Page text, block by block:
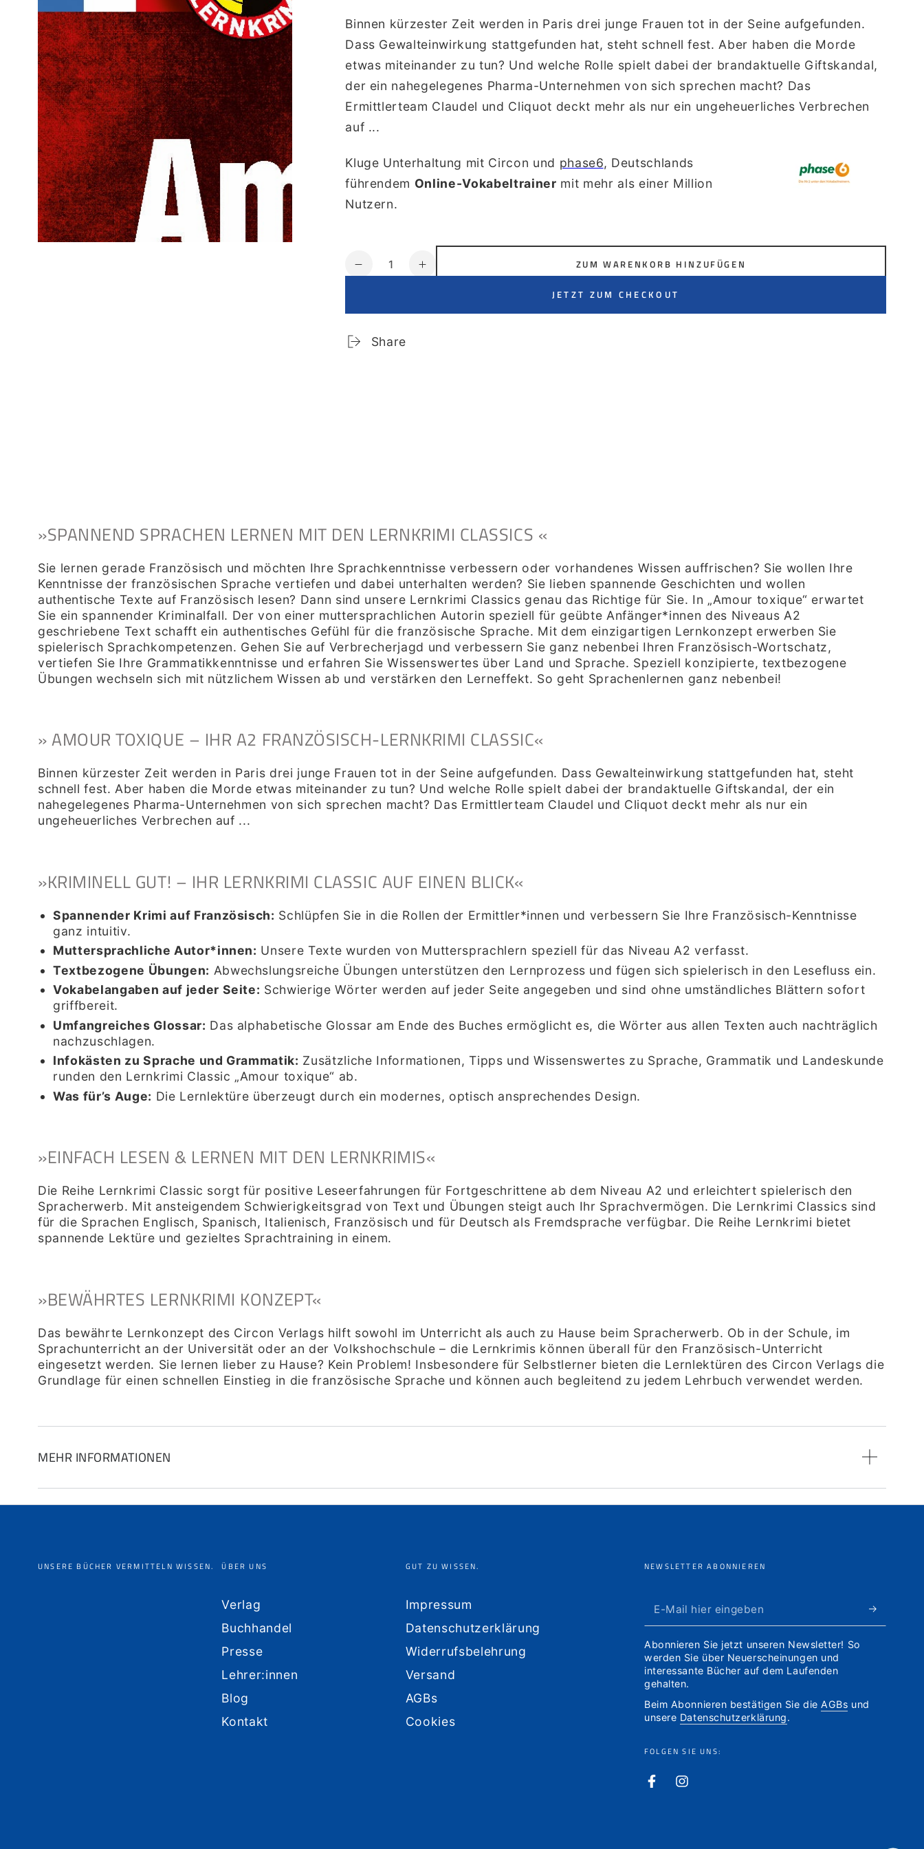
Binnen kürzester Zeit werden in Paris drei junge Frauen tot in der Seine aufgefunden.
Dass Gewalteinwirkung stattgefunden hat, steht schnell fest. Aber haben die Morde
etwas miteinander zu tun? Und welche Rolle spielt dabei der brandaktuelle Giftskandal,
der ein nahegelegenes Pharma-Unternehmen von sich sprechen macht? Das
Ermittlerteam Claudel und Cliquot deckt mehr als nur ein ungeheuerliches Verbrechen
auf ...
Kluge Unterhaltung mit Circon und phase6, Deutschlands
führendem Online-Vokabeltrainer mit mehr als einer Million
Nutzern.
Verringere
für
Amour
toxique
Erhöhe
für
ZUM WARENKORB HINZUFÜGEN
JETZT ZUM CHECKOUT
Share
»SPANNEND SPRACHEN LERNEN MIT DEN LERNKRIMI CLASSICS «
Sie lernen gerade Französisch und möchten Ihre Sprachkenntnisse verbessern oder vorhandenes Wissen auffrischen? Sie wollen Ihre
Kenntnisse der französischen Sprache vertiefen und dabei unterhalten werden? Sie lieben spannende Geschichten und wollen
authentische Texte auf Französisch lesen? Dann sind unsere Lernkrimi Classics genau das Richtige für Sie. In „Amour toxique“ erwartet
Sie ein spannender Kriminalfall. Der von einer muttersprachlichen Autorin speziell für geübte Anfänger*innen des Niveaus A2
geschriebene Text schafft ein authentisches Gefühl für die französische Sprache. Mit dem einzigartigen Lernkonzept erwerben Sie
spielerisch Sprachkompetenzen. Gehen Sie auf Verbrecherjagd und verbessern Sie ganz nebenbei Ihren Französisch-Wortschatz,
vertiefen Sie Ihre Grammatikkenntnisse und erfahren Sie Wissenswertes über Land und Sprache. Speziell konzipierte, textbezogene
Übungen wechseln sich mit nützlichem Wissen ab und verstärken den Lerneffekt. So geht Sprachenlernen ganz nebenbei!
» AMOUR TOXIQUE – IHR A2 FRANZÖSISCH-LERNKRIMI CLASSIC«
Binnen kürzester Zeit werden in Paris drei junge Frauen tot in der Seine aufgefunden. Dass Gewalteinwirkung stattgefunden hat, steht
schnell fest. Aber haben die Morde etwas miteinander zu tun? Und welche Rolle spielt dabei der brandaktuelle Giftskandal, der ein
nahegelegenes Pharma-Unternehmen von sich sprechen macht? Das Ermittlerteam Claudel und Cliquot deckt mehr als nur ein
ungeheuerliches Verbrechen auf ...
»KRIMINELL GUT! – IHR LERNKRIMI CLASSIC AUF EINEN BLICK«
Spannender Krimi auf Französisch: Schlüpfen Sie in die Rollen der Ermittler*innen und verbessern Sie Ihre Französisch-Kenntnisse
ganz intuitiv.
Muttersprachliche Autor*innen: Unsere Texte wurden von Muttersprachlern speziell für das Niveau A2 verfasst.
Textbezogene Übungen: Abwechslungsreiche Übungen unterstützen den Lernprozess und fügen sich spielerisch in den Lesefluss ein.
Vokabelangaben auf jeder Seite: Schwierige Wörter werden auf jeder Seite angegeben und sind ohne umständliches Blättern sofort
griffbereit.
Umfangreiches Glossar: Das alphabetische Glossar am Ende des Buches ermöglicht es, die Wörter aus allen Texten auch nachträglich
nachzuschlagen.
Infokästen zu Sprache und Grammatik: Zusätzliche Informationen, Tipps und Wissenswertes zu Sprache, Grammatik und Landeskunde
runden den Lernkrimi Classic „Amour toxique“ ab.
Was für’s Auge: Die Lernlektüre überzeugt durch ein modernes, optisch ansprechendes Design.
»EINFACH LESEN & LERNEN MIT DEN LERNKRIMIS«
Die Reihe Lernkrimi Classic sorgt für positive Leseerfahrungen für Fortgeschrittene ab dem Niveau A2 und erleichtert spielerisch den
Spracherwerb. Mit ansteigendem Schwierigkeitsgrad von Text und Übungen steigt auch Ihr Sprachvermögen. Die Lernkrimi Classics sind
für die Sprachen Englisch, Spanisch, Italienisch, Französisch und für Deutsch als Fremdsprache verfügbar. Die Reihe Lernkrimi bietet
spannende Lektüre und gezieltes Sprachtraining in einem.
»BEWÄHRTES LERNKRIMI KONZEPT«
Das bewährte Lernkonzept des Circon Verlags hilft sowohl im Unterricht als auch zu Hause beim Spracherwerb. Ob in der Schule, im
Sprachunterricht an der Universität oder an der Volkshochschule – die Lernkrimis können überall für den Französisch-Unterricht
eingesetzt werden. Sie lernen lieber zu Hause? Kein Problem! Insbesondere für Selbstlerner bieten die Lernlektüren des Circon Verlags die
Grundlage für einen schnellen Einstieg in die französische Sprache und können auch begleitend zu jedem Lehrbuch verwendet werden.
MEHR INFORMATIONEN
UNSERE BÜCHER VERMITTELN WISSEN. ÜBER UNS
Verlag
Buchhandel
Presse
Lehrer:innen
Blog
Kontakt
GUT ZU WISSEN.
Impressum
Datenschutzerklärung
Widerrufsbelehrung
Versand
AGBs
Cookies
NEWSLETTER ABONNIEREN
E-
Mail
hier
eingeben
Abonnieren Sie jetzt unseren Newsletter! So
werden Sie über Neuerscheinungen und
interessante Bücher auf dem Laufenden
gehalten.
Beim Abonnieren bestätigen Sie dieAGBs und
unsere Datenschutzerklärung.
FOLGEN SIE UNS:
FacebookInstagram